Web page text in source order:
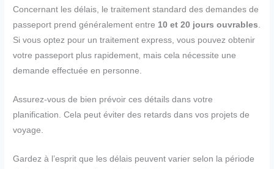
Concernant les délais, le traitement standard des demandes de
passeport prend généralement entre 10 et 20 jours ouvrables.
Si vous optez pour un traitement express, vous pouvez obtenir
votre passeport plus rapidement, mais cela nécessite une
demande effectuée en personne.
Assurez-vous de bien prévoir ces détails dans votre
planification. Cela peut éviter des retards dans vos projets de
voyage.
Gardez à l’esprit que les délais peuvent varier selon la période